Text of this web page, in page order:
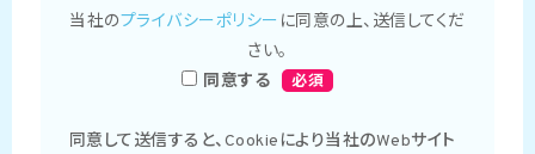
当社のプライバシーポリシー に同意の上、送信してくだ
さい。
同意する
必須
同意して送信すると、Cookieにより当社のWebサイト